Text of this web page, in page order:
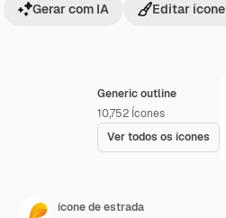
Generic outline
10,752 Ícones
Ver todos os ícones
Gerar com IA Editar ícone
ícone de estrada